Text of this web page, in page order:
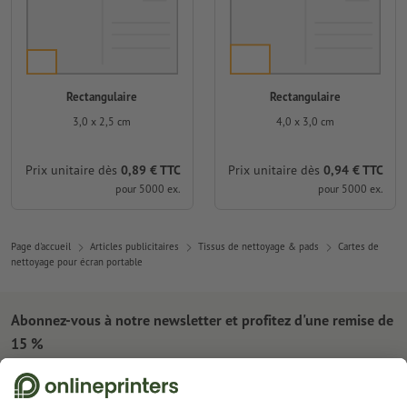
Rectangulaire
3,0 x 2,5 cm
Prix unitaire dès 0,89 € TTC
pour 5000 ex.
Rectangulaire
4,0 x 3,0 cm
Prix unitaire dès 0,94 € TTC
pour 5000 ex.
Page d'accueil Articles publicitaires Tissus de nettoyage & pads
Cartes de
nettoyage pour écran portable
Abonnez-vous à notre newsletter et profitez d'une remise de
15 %